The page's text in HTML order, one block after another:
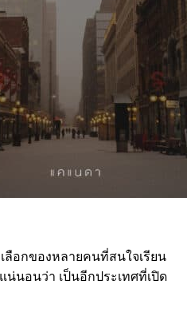
ลือกของหลายคนที่สนใจเรียน
น่นอนว่า เป็นอีกประเทศที่เปิด